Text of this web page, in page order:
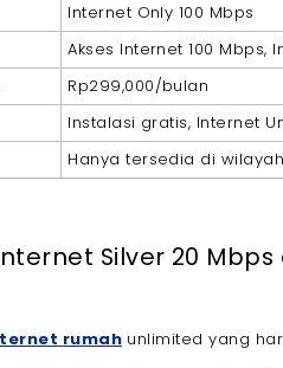
Internet Only 100 Mbps
Akses Internet 100 Mbps,
Rp299,000/bulan
Instalasi gratis, Internet
Hanya tersedia di
Silver 20
rumah unlimited yang